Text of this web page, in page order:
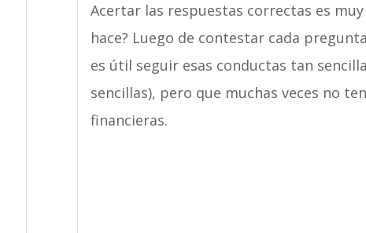
Acertar las respuestas correctas es
hace? Luego de contestar cada
es útil seguir esas conductas tan
sencillas), pero que muchas veces no
financieras.